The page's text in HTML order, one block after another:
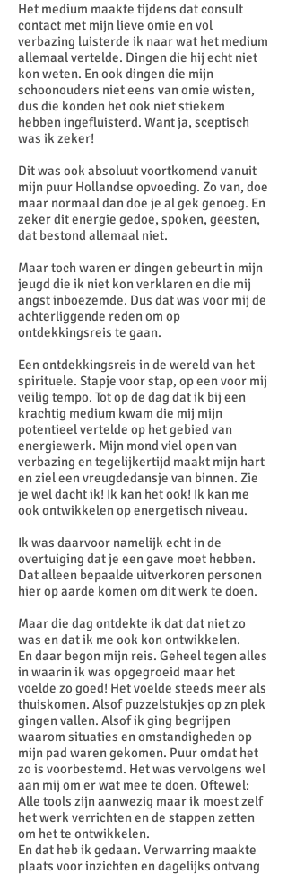
Het medium maakte tijdens dat consult
contact met mijn lieve omie en vol
verbazing luisterde ik naar wat het medium
allemaal vertelde. Dingen die hij echt niet
kon weten. En ook dingen die mijn
schoonouders niet eens van omie wisten,
dus die konden het ook niet stiekem
hebben ingefluisterd. Want ja, sceptisch
was ik zeker!
Dit was ook absoluut voortkomend vanuit
mijn puur Hollandse opvoeding. Zo van, doe
maar normaal dan doe je al gek genoeg. En
zeker dit energie gedoe, spoken, geesten,
dat bestond allemaal niet.
Maar toch waren er dingen gebeurt in mijn
jeugd die ik niet kon verklaren en die mij
angst inboezemde. Dus dat was voor mij de
achterliggende reden om op
ontdekkingsreis te gaan.
Een ontdekkingsreis in de wereld van het
spirituele. Stapje voor stap, op een voor mij
veilig tempo. Tot op de dag dat ik bij een
krachtig medium kwam die mij mijn
potentieel vertelde op het gebied van
energiewerk. Mijn mond viel open van
verbazing en tegelijkertijd maakt mijn hart
en ziel een vreugdedansje van binnen. Zie
je wel dacht ik! Ik kan het ook! Ik kan me
ook ontwikkelen op energetisch niveau.
Ik was daarvoor namelijk echt in de
overtuiging dat je een gave moet hebben.
Dat alleen bepaalde uitverkoren personen
hier op aarde komen om dit werk te doen.
Maar die dag ontdekte ik dat dat niet zo
was en dat ik me ook kon ontwikkelen.
En daar begon mijn reis. Geheel tegen alles
in waarin ik was opgegroeid maar het
voelde zo goed! Het voelde steeds meer als
thuiskomen. Alsof puzzelstukjes op zn plek
gingen vallen. Alsof ik ging begrijpen
waarom situaties en omstandigheden op
mijn pad waren gekomen. Puur omdat het
zo is voorbestemd. Het was vervolgens wel
aan mij om er wat mee te doen. Oftewel:
Alle tools zijn aanwezig maar ik moest zelf
het werk verrichten en de stappen zetten
om het te ontwikkelen.
En dat heb ik gedaan. Verwarring maakte
plaats voor inzichten en dagelijks ontvang